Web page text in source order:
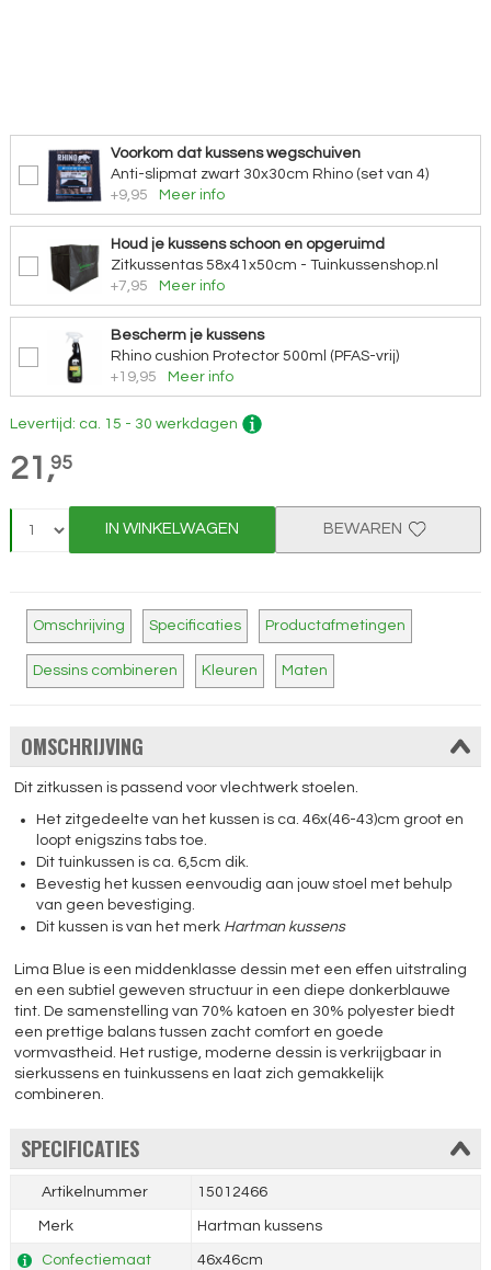
Voorkom dat kussens wegschuiven
Anti-slipmat zwart 30x30cm Rhino (set van 4)
+9,95
Meer info
Houd je kussens schoon en opgeruimd
Zitkussentas 58x41x50cm - Tuinkussenshop.nl
+7,95
Meer info
Bescherm je kussens
Rhino cushion Protector 500ml (PFAS-vrij)
+19,95
Meer info
Levertijd: ca. 15 - 30 werkdagen
21,95
IN WINKELWAGEN BEWAREN
Omschrijving Specificaties Productafmetingen
Dessins combineren Kleuren Maten
OMSCHRIJVING
Dit zitkussen is passend voor vlechtwerk stoelen.
Het zitgedeelte van het kussen is ca. 46x(46-43)cm groot en
loopt enigszins tabs toe.
Dit tuinkussen is ca. 6,5cm dik.
Bevestig het kussen eenvoudig aan jouw stoel met behulp
van geen bevestiging.
Dit kussen is van het merk Hartman kussens
Lima Blue is een middenklasse dessin met een effen uitstraling
en een subtiel geweven structuur in een diepe donkerblauwe
tint. De samenstelling van 70% katoen en 30% polyester biedt
een prettige balans tussen zacht comfort en goede
vormvastheid. Het rustige, moderne dessin is verkrijgbaar in
sierkussens en tuinkussens en laat zich gemakkelijk
combineren.
SPECIFICATIES
Artikelnummer 15012466
Merk Hartman kussens
Confectiemaat 46x46cm